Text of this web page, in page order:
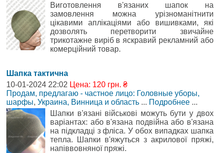
Виготовлення в'язаних шапок на
замовлення можна урізноманітнити
цікавими аплікаціями або вишивками, які
дозволять перетворити звичайне
трикотажне виріб в яскравий рекламний або
комерційний товар.
Шапка тактична
10-01-2024 22:02 Цена: 120 грн. ₴
Продам, предлагаю - частное лицо: Головные уборы,
шарфы, Украина, Винница и область ... Подробнее ...
Шапки в'язані військові можуть бути у двох
варіантах: або в'язана подвійна або в'язана
на підкладці з фліса. У обох випадках шапка
тепла. Шапки в'яжуться з акрилової пряжі,
напіввовняної пряжі.